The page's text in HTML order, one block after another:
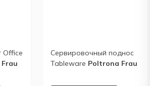
Office
Сервировочный поднос
Tableware Poltrona Frau